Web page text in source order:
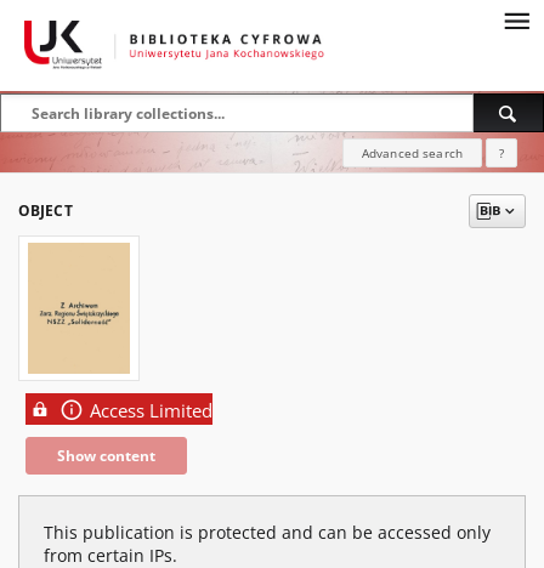
Advanced search ?
OBJECT
Access Limited
Show content
This publication is protected and can be accessed only
from certain IPs.